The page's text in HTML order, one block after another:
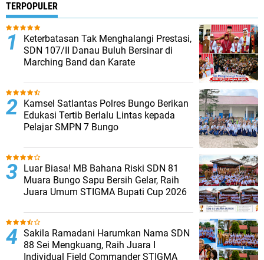
TERPOPULER
Keterbatasan Tak Menghalangi Prestasi,
SDN 107/II Danau Buluh Bersinar di
Marching Band dan Karate
Kamsel Satlantas Polres Bungo Berikan
Edukasi Tertib Berlalu Lintas kepada
Pelajar SMPN 7 Bungo
Luar Biasa! MB Bahana Riski SDN 81
Muara Bungo Sapu Bersih Gelar, Raih
Juara Umum STIGMA Bupati Cup 2026
Sakila Ramadani Harumkan Nama SDN
88 Sei Mengkuang, Raih Juara I
Individual Field Commander STIGMA